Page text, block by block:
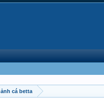
cá betta